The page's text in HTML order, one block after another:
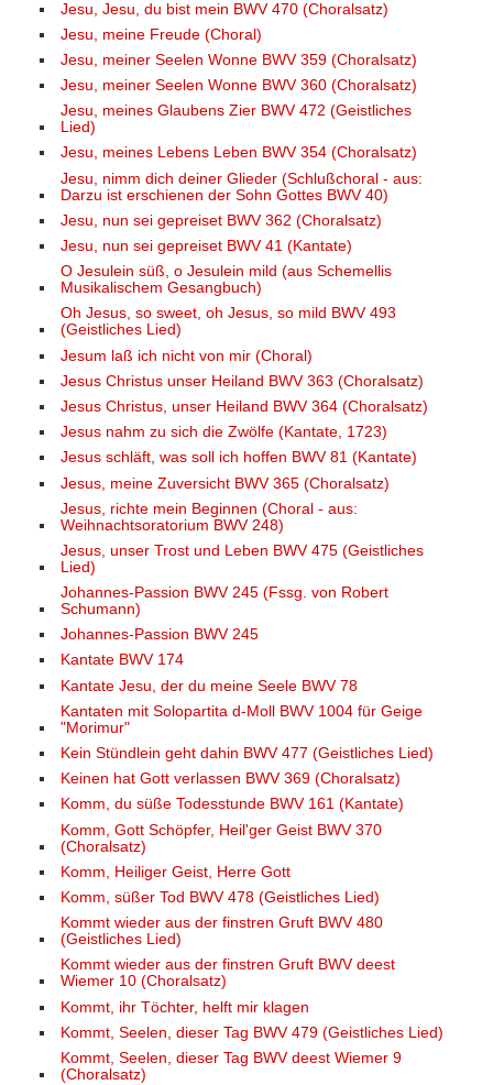
Jesu, Jesu, du bist mein BWV 470 (Choralsatz)
Jesu, meine Freude (Choral)
Jesu, meiner Seelen Wonne BWV 359 (Choralsatz)
Jesu, meiner Seelen Wonne BWV 360 (Choralsatz)
Jesu, meines Glaubens Zier BWV 472 (Geistliches
Lied)
Jesu, meines Lebens Leben BWV 354 (Choralsatz)
Jesu, nimm dich deiner Glieder (Schlußchoral - aus:
Darzu ist erschienen der Sohn Gottes BWV 40)
Jesu, nun sei gepreiset BWV 362 (Choralsatz)
Jesu, nun sei gepreiset BWV 41 (Kantate)
O Jesulein süß, o Jesulein mild (aus Schemellis
Musikalischem Gesangbuch)
Oh Jesus, so sweet, oh Jesus, so mild BWV 493
(Geistliches Lied)
Jesum laß ich nicht von mir (Choral)
Jesus Christus unser Heiland BWV 363 (Choralsatz)
Jesus Christus, unser Heiland BWV 364 (Choralsatz)
Jesus nahm zu sich die Zwölfe (Kantate, 1723)
Jesus schläft, was soll ich hoffen BWV 81 (Kantate)
Jesus, meine Zuversicht BWV 365 (Choralsatz)
Jesus, richte mein Beginnen (Choral - aus:
Weihnachtsoratorium BWV 248)
Jesus, unser Trost und Leben BWV 475 (Geistliches
Lied)
Johannes-Passion BWV 245 (Fssg. von Robert
Schumann)
Johannes-Passion BWV 245
Kantate BWV 174
Kantate Jesu, der du meine Seele BWV 78
Kantaten mit Solopartita d-Moll BWV 1004 für Geige
"Morimur"
Kein Stündlein geht dahin BWV 477 (Geistliches Lied)
Keinen hat Gott verlassen BWV 369 (Choralsatz)
Komm, du süße Todesstunde BWV 161 (Kantate)
Komm, Gott Schöpfer, Heil'ger Geist BWV 370
(Choralsatz)
Komm, Heiliger Geist, Herre Gott
Komm, süßer Tod BWV 478 (Geistliches Lied)
Kommt wieder aus der finstren Gruft BWV 480
(Geistliches Lied)
Kommt wieder aus der finstren Gruft BWV deest
Wiemer 10 (Choralsatz)
Kommt, ihr Töchter, helft mir klagen
Kommt, Seelen, dieser Tag BWV 479 (Geistliches Lied)
Kommt, Seelen, dieser Tag BWV deest Wiemer 9
(Choralsatz)